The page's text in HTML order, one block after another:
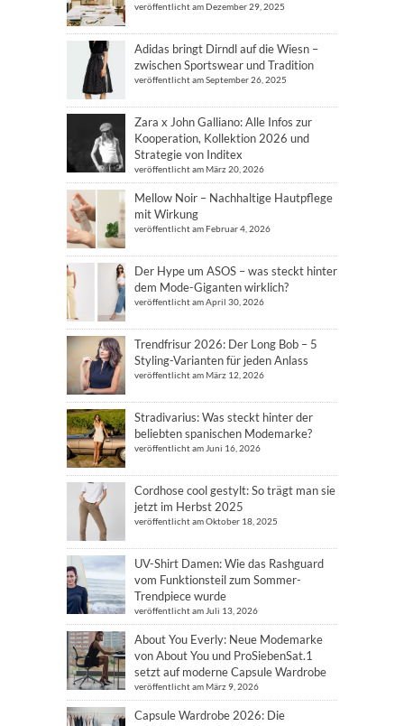
veröffentlicht am Dezember 29, 2025
Adidas bringt Dirndl auf die Wiesn –
zwischen Sportswear und Tradition
veröffentlicht am September 26, 2025
Zara x John Galliano: Alle Infos zur
Kooperation, Kollektion 2026 und
Strategie von Inditex
veröffentlicht am März 20, 2026
Mellow Noir – Nachhaltige Hautpflege
mit Wirkung
veröffentlicht am Februar 4, 2026
Der Hype um ASOS – was steckt hinter
dem Mode-Giganten wirklich?
veröffentlicht am April 30, 2026
Trendfrisur 2026: Der Long Bob – 5
Styling-Varianten für jeden Anlass
veröffentlicht am März 12, 2026
Stradivarius: Was steckt hinter der
beliebten spanischen Modemarke?
veröffentlicht am Juni 16, 2026
Cordhose cool gestylt: So trägt man sie
jetzt im Herbst 2025
veröffentlicht am Oktober 18, 2025
UV-Shirt Damen: Wie das Rashguard
vom Funktionsteil zum Sommer-
Trendpiece wurde
veröffentlicht am Juli 13, 2026
About You Everly: Neue Modemarke
von About You und ProSiebenSat.1
setzt auf moderne Capsule Wardrobe
veröffentlicht am März 9, 2026
Capsule Wardrobe 2026: Die